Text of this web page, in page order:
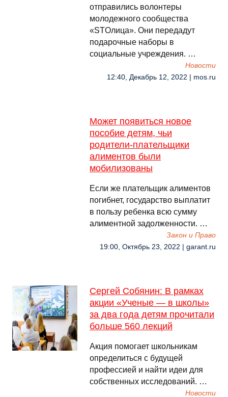
отправились волонтеры
молодежного сообщества
«STOлица». Они передадут
подарочные наборы в
социальные учреждения. …
Новости
12:40, Декабрь 12, 2022 | mos.ru
Может появиться новое
пособие детям, чьи
родители-плательщики
алиментов были
мобилизованы
Если же плательщик алиментов
погибнет, государство выплатит
в пользу ребенка всю сумму
алиментной задолженности. …
Закон и Право
19:00, Октябрь 23, 2022 | garant.ru
Сергей Собянин: В рамках
акции «Ученые — в школы»
за два года детям прочитали
больше 560 лекций
Акция помогает школьникам
определиться с будущей
профессией и найти идеи для
собственных исследований. …
Новости